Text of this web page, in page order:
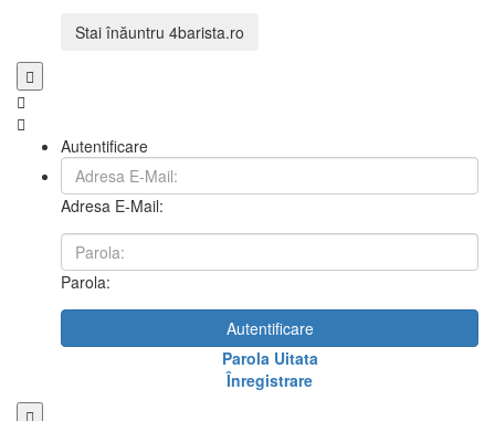
Stai înăuntru 4barista.ro
Autentificare
Adresa E-Mail:
Parola:
Autentificare
Parola Uitata
Înregistrare